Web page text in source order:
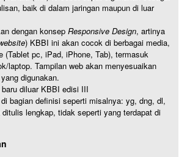
baik di dalam jaringan maupun di luar
dengan konsep Responsive Design, artinya
) KBBI ini akan cocok di berbagai media,
(Tablet pc, iPad, iPhone, Tab), termasuk
laptop. Tampilan web akan menyesuaikan
digunakan.
diluar KBBI edisi III
bagian definisi seperti misalnya: yg, dng, dl,
lengkap, tidak seperti yang terdapat di